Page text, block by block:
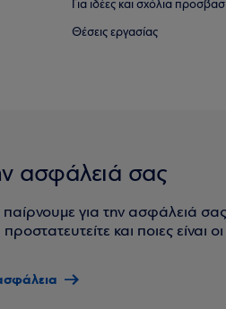
Για ιδέες και σχόλια
Θέσεις εργασίας
ασφάλειά σας
για την ασφάλειά
και ποιες είναι οι